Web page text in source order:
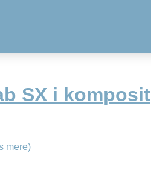
SX i komposit
mere)